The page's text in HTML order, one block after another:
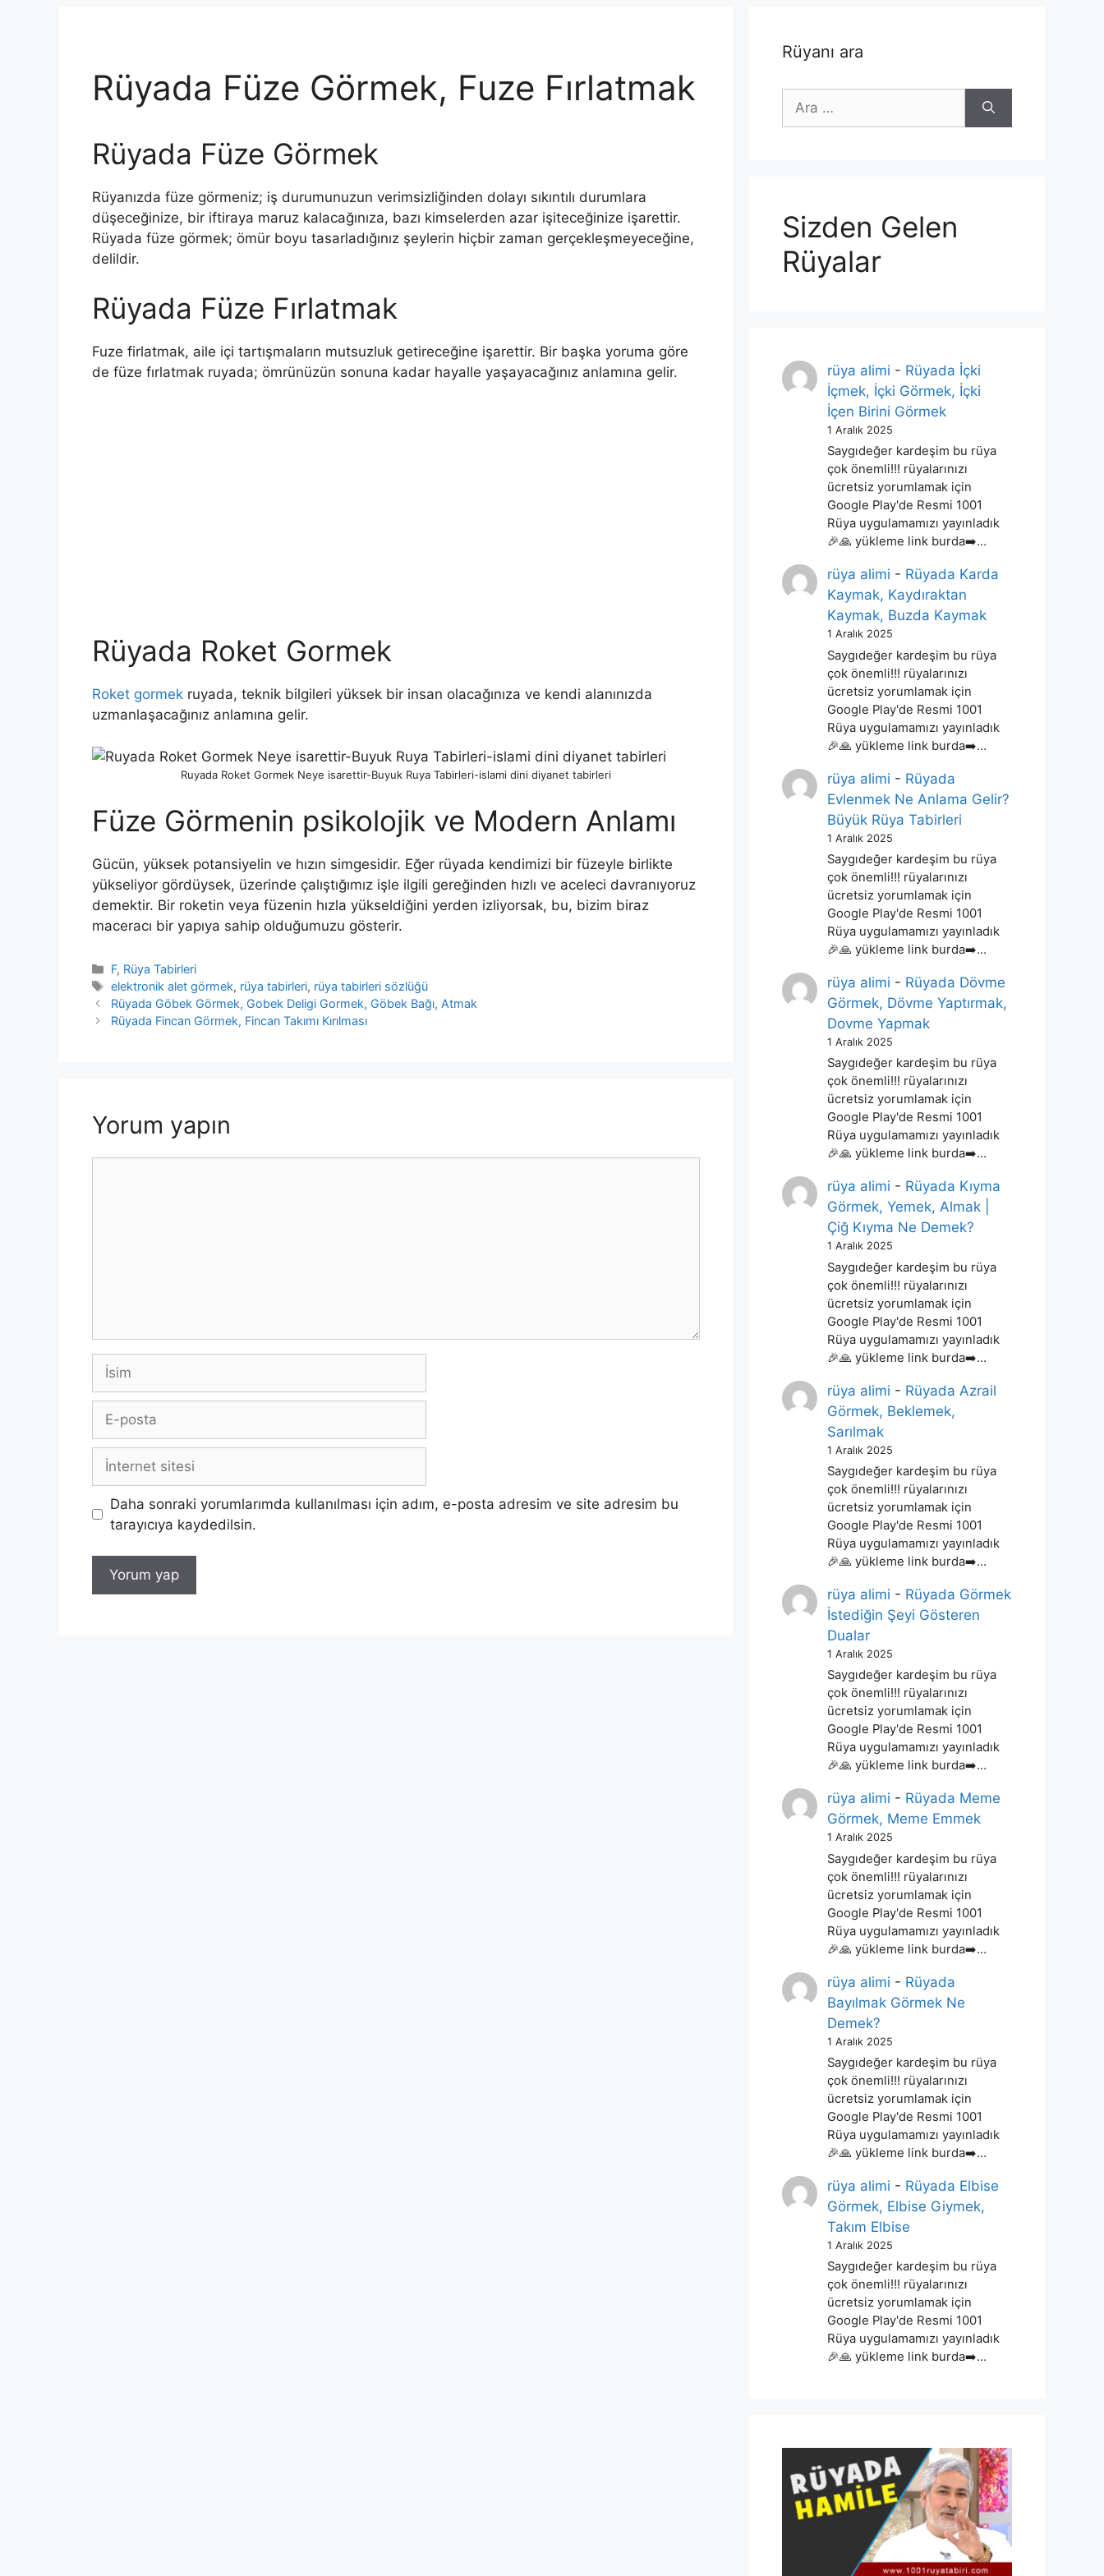
Rüyada Füze Görmek, Fuze Fırlatmak
Rüyada Füze Görmek
Rüyanızda füze görmeniz; iş durumunuzun verimsizliğinden dolayı sıkıntılı durumlara
düşeceğinize, bir iftiraya maruz kalacağınıza, bazı kimselerden azar işiteceğinize işarettir.
Rüyada füze görmek; ömür boyu tasarladığınız şeylerin hiçbir zaman gerçekleşmeyeceğine,
delildir.
Rüyada Füze Fırlatmak
Fuze firlatmak, aile içi tartışmaların mutsuzluk getireceğine işarettir. Bir başka yoruma göre
de füze fırlatmak ruyada; ömrünüzün sonuna kadar hayalle yaşayacağınız anlamına gelir.
Rüyada Roket Gormek
Roket gormek ruyada, teknik bilgileri yüksek bir insan olacağınıza ve kendi alanınız­da
uzmanlaşacağınız anlamına gelir.
Ruyada Roket Gormek Neye isarettir-Buyuk Ruya Tabirleri-islami dini diyanet tabirleri
Füze Görmenin psikolojik ve Modern Anlamı
Gücün, yüksek potansiyelin ve hızın simgesidir. Eğer rüya­da kendimizi bir füzeyle birlikte
yükseliyor gördüysek, üzerinde ça­lıştığımız işle ilgili gereğinden hızlı ve aceleci davranıyoruz
de­mektir. Bir roketin veya füzenin hızla yükseldiğini yerden izliyorsak, bu, bizim bi­raz
maceracı bir yapıya sahip olduğumuzu gösterir.
Kategoriler
F, Rüya Tabirleri
Etiketler
elektronik alet görmek, rüya tabirleri, rüya tabirleri sözlüğü
Rüyada Göbek Görmek, Gobek Deligi Gormek, Göbek Bağı, Atmak
Rüyada Fincan Görmek, Fincan Takımı Kırılması
Yorum yapın
İsim
posta
İnternet
sitesi
Daha sonraki yorumlarımda kullanılması için adım, e-posta adresim ve site adresim bu
tarayıcıya kaydedilsin.
Rüyanı ara
için
Sizden Gelen
Rüyalar
rüya alimi - Rüyada İçki
İçmek, İçki Görmek, İçki
İçen Birini Görmek
1 Aralık 2025
Saygıdeğer kardeşim bu rüya
çok önemli!!! rüyalarınızı
ücretsiz yorumlamak için
Google Play'de Resmi 1001
Rüya uygulamamızı yayınladık
🎉🙏 yükleme link burda➡️…
rüya alimi - Rüyada Karda
Kaymak, Kaydıraktan
Kaymak, Buzda Kaymak
1 Aralık 2025
Saygıdeğer kardeşim bu rüya
çok önemli!!! rüyalarınızı
ücretsiz yorumlamak için
Google Play'de Resmi 1001
Rüya uygulamamızı yayınladık
🎉🙏 yükleme link burda➡️…
rüya alimi - Rüyada
Evlenmek Ne Anlama Gelir?
Büyük Rüya Tabirleri
1 Aralık 2025
Saygıdeğer kardeşim bu rüya
çok önemli!!! rüyalarınızı
ücretsiz yorumlamak için
Google Play'de Resmi 1001
Rüya uygulamamızı yayınladık
🎉🙏 yükleme link burda➡️…
rüya alimi - Rüyada Dövme
Görmek, Dövme Yaptırmak,
Dovme Yapmak
1 Aralık 2025
Saygıdeğer kardeşim bu rüya
çok önemli!!! rüyalarınızı
ücretsiz yorumlamak için
Google Play'de Resmi 1001
Rüya uygulamamızı yayınladık
🎉🙏 yükleme link burda➡️…
rüya alimi - Rüyada Kıyma
Görmek, Yemek, Almak |
Çiğ Kıyma Ne Demek?
1 Aralık 2025
Saygıdeğer kardeşim bu rüya
çok önemli!!! rüyalarınızı
ücretsiz yorumlamak için
Google Play'de Resmi 1001
Rüya uygulamamızı yayınladık
🎉🙏 yükleme link burda➡️…
rüya alimi - Rüyada Azrail
Görmek, Beklemek,
Sarılmak
1 Aralık 2025
Saygıdeğer kardeşim bu rüya
çok önemli!!! rüyalarınızı
ücretsiz yorumlamak için
Google Play'de Resmi 1001
Rüya uygulamamızı yayınladık
🎉🙏 yükleme link burda➡️…
rüya alimi - Rüyada Görmek
İstediğin Şeyi Gösteren
Dualar
1 Aralık 2025
Saygıdeğer kardeşim bu rüya
çok önemli!!! rüyalarınızı
ücretsiz yorumlamak için
Google Play'de Resmi 1001
Rüya uygulamamızı yayınladık
🎉🙏 yükleme link burda➡️…
rüya alimi - Rüyada Meme
Görmek, Meme Emmek
1 Aralık 2025
Saygıdeğer kardeşim bu rüya
çok önemli!!! rüyalarınızı
ücretsiz yorumlamak için
Google Play'de Resmi 1001
Rüya uygulamamızı yayınladık
🎉🙏 yükleme link burda➡️…
rüya alimi - Rüyada
Bayılmak Görmek Ne
Demek?
1 Aralık 2025
Saygıdeğer kardeşim bu rüya
çok önemli!!! rüyalarınızı
ücretsiz yorumlamak için
Google Play'de Resmi 1001
Rüya uygulamamızı yayınladık
🎉🙏 yükleme link burda➡️…
rüya alimi - Rüyada Elbise
Görmek, Elbise Giymek,
Takım Elbise
1 Aralık 2025
Saygıdeğer kardeşim bu rüya
çok önemli!!! rüyalarınızı
ücretsiz yorumlamak için
Google Play'de Resmi 1001
Rüya uygulamamızı yayınladık
🎉🙏 yükleme link burda➡️…